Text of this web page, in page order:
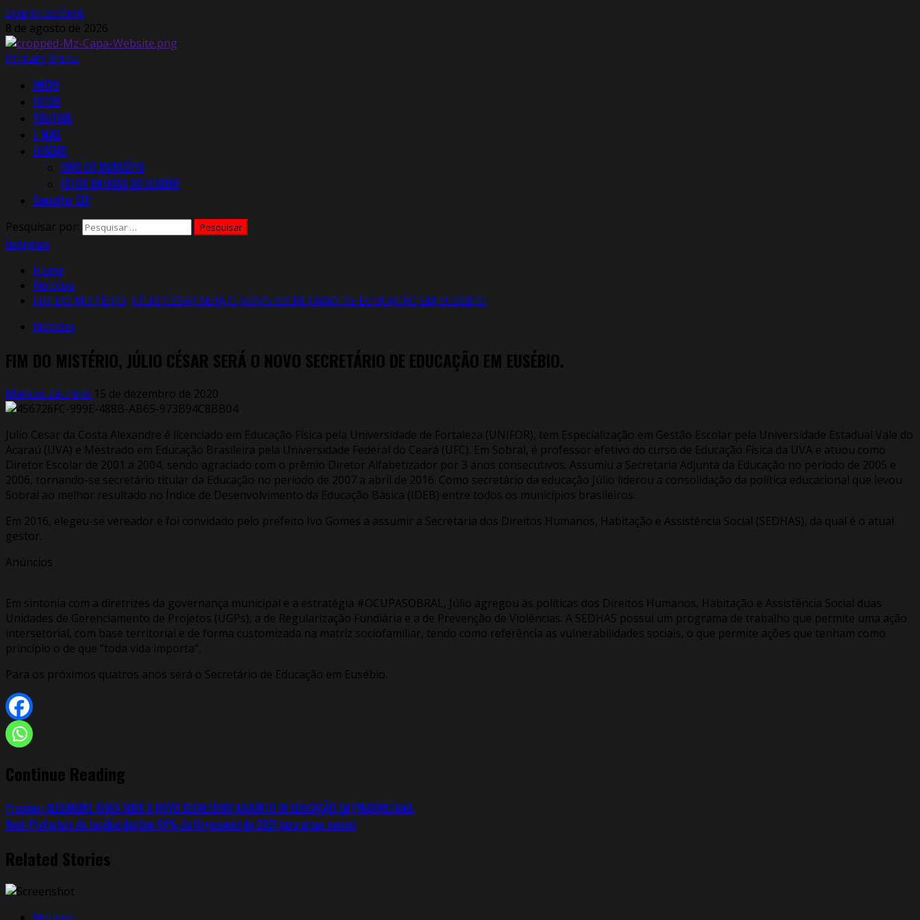
Skip to content
8 de agosto de 2026
Primary Menu
INÍCIO
FOTOS
YOUTUBE
E-MAIL
EUSÉBIO
HINO DO MUNICÍPIO
FOTOS ANTIGAS DO EUSÉBIO
Consultar CEP
Pesquisar por:
Instagram
Home
Notícias
FIM DO MISTÉRIO, JÚLIO CÉSAR SERÁ O NOVO SECRETÁRIO DE EDUCAÇÃO EM EUSÉBIO.
Notícias
FIM DO MISTÉRIO, JÚLIO CÉSAR SERÁ O NOVO SECRETÁRIO DE EDUCAÇÃO EM EUSÉBIO.
Markos Zaurelio 15 de dezembro de 2020
Julio Cesar da Costa Alexandre é licenciado em Educação Física pela Universidade de Fortaleza (UNIFOR), tem Especialização em Gestão Escolar pela Universidade Estadual Vale do
Acaraú (UVA) e Mestrado em Educação Brasileira pela Universidade Federal do Ceará (UFC). Em Sobral, é professor efetivo do curso de Educação Física da UVA e atuou como
Diretor Escolar de 2001 a 2004, sendo agraciado com o prêmio Diretor Alfabetizador por 3 anos consecutivos. Assumiu a Secretaria Adjunta da Educação no período de 2005 e
2006, tornando-se secretário titular da Educação no período de 2007 a abril de 2016. Como secretário da educação Júlio liderou a consolidação da política educacional que levou
Sobral ao melhor resultado no Índice de Desenvolvimento da Educação Básica (IDEB) entre todos os municípios brasileiros.
Em 2016, elegeu-se vereador e foi convidado pelo prefeito Ivo Gomes a assumir a Secretaria dos Direitos Humanos, Habitação e Assistência Social (SEDHAS), da qual é o atual
gestor.
Anúncios
Em sintonia com a diretrizes da governança municipal e a estratégia #OCUPASOBRAL, Júlio agregou às políticas dos Direitos Humanos, Habitação e Assistência Social duas
Unidades de Gerenciamento de Projetos (UGPs), a de Regularização Fundiária e a de Prevenção de Violências. A SEDHAS possui um programa de trabalho que permite uma ação
intersetorial, com base territorial e de forma customizada na matriz sociofamiliar, tendo como referência as vulnerabilidades sociais, o que permite ações que tenham como
princípio o de que “toda vida importa”.
Para os próximos quatros anos será o Secretário de Educação em Eusébio.
Continue Reading
Previous:ALEXANDRE ALVES SERÁ O NOVO SECRETÁRIO ADJUNTO DE EDUCAÇÃO EM PINDORETAMA.
Next: Prefeitura de Eusébio destina 68% do Orçamento de 2021 para áreas sociais
Related Stories